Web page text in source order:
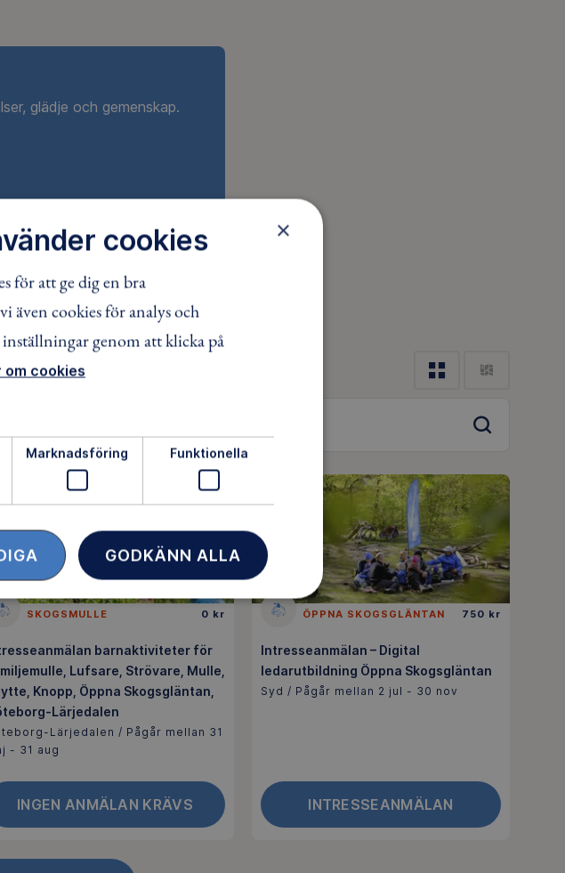
glädje och gemenskap.
SKOGSMULLE 0 kr
barnaktiviteter för
Lufsare, Strövare, Mulle,
Knopp, Öppna Skogsgläntan,
Lärjedalen
Lärjedalen / Pågår mellan 31
- 31 aug
INGEN ANMÄLAN KRÄVS
ÖPPNA SKOGSGLÄNTAN 750 kr
Intresseanmälan – Digital
ledarutbildning Öppna Skogsgläntan
Syd / Pågår mellan 2 jul - 30 nov
INTRESSEANMÄLAN
×
cookies
för att ge dig en bra
även cookies för analys och
genom att klicka på
om cookies
Marknadsföring Funktionella
GODKÄNN ALLA